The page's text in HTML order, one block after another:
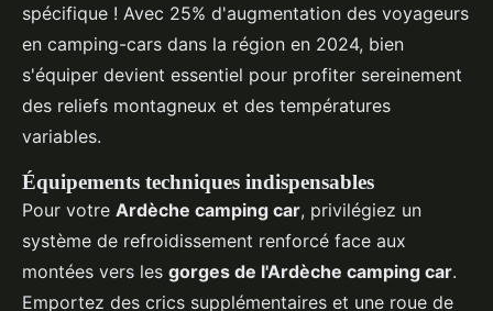
spécifique ! Avec 25% d'augmentation des voyageurs
en camping-cars dans la région en 2024, bien
s'équiper devient essentiel pour profiter sereinement
des reliefs montagneux et des températures
variables.
Équipements techniques indispensables
Pour votre Ardèche camping car, privilégiez un
système de refroidissement renforcé face aux
montées vers les gorges de l'Ardèche camping car.
Emportez des crics supplémentaires et une roue de